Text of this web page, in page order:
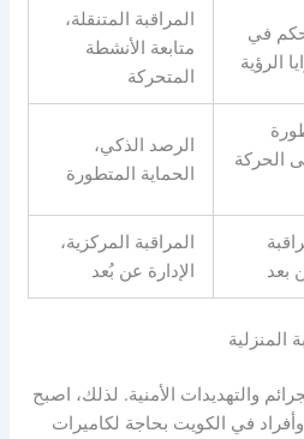
في
الرؤية
المراقبة المتنقلة،
متابعة الأنشطة
المتحركة
الحركة
الرصد الذكي،
الحماية المتطورة
بعد
المراقبة المركزية،
الإدارة عن بُعد
المنزلية
والتهديدات الأمنية. لذلك، اصبح
في الكويت بحاجة لكاميرات